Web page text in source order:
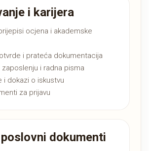
i karijera
ocjena i akademske
i prateća dokumentacija
i radna pisma
i dokazi o iskustvu
za prijavu
dokumenti